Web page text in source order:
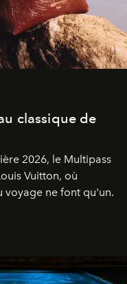
classique de
2026, le Multipass
Vuitton, où
voyage ne font qu'un.